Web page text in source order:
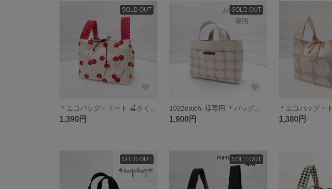
SOLD OUT
1,390円
SOLD OUT
1022daichi 様専用 ＊バッグインバッグ・トート ＊
1,900円 1,380円
SOLD OUT SOLD OUT